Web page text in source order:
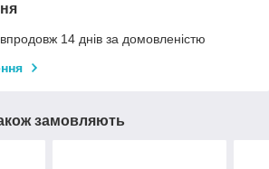
14 днів за домовленістю
замовляють